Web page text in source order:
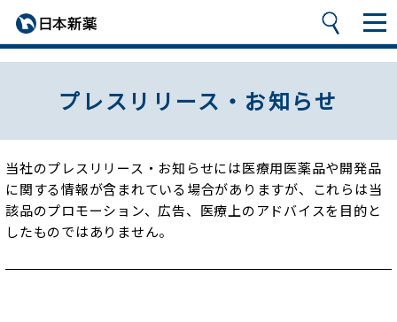
プレスリリース・お知らせ
当社のプレスリリース・お知らせには医療用医薬品や開発品
に関する情報が含まれている場合がありますが、
これらは当
該品のプロモーション、広告、医療上のアドバイスを目的と
したものではありません。